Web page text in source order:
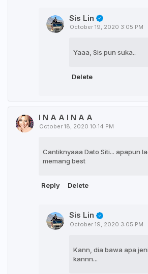
Sis Lin
October 19, 2020 3:05 PM
Yaaa, Sis pun suka..
Delete
I N A A I N A A
October 18, 2020 10:14 PM
Cantiknyaaa Dato Siti... apapun
memang best
Reply Delete
Sis Lin
October 19, 2020 3:05 PM
Kann, dia bawa apa
kannn...